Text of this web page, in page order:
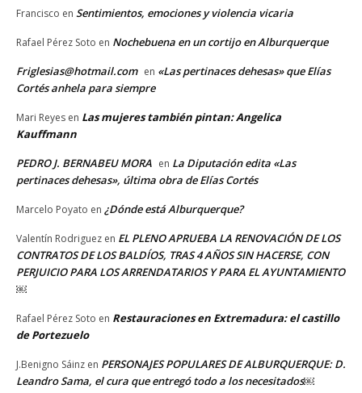
Francisco en Sentimientos, emociones y violencia vicaria
Rafael Pérez Soto en Nochebuena en un cortijo en Alburquerque
Friglesias@hotmail.com en «Las pertinaces dehesas» que Elías
Cortés anhela para siempre
Mari Reyes en Las mujeres también pintan: Angelica
Kauffmann
PEDRO J. BERNABEU MORA en La Diputación edita «Las
pertinaces dehesas», última obra de Elías Cortés
Marcelo Poyato en ¿Dónde está Alburquerque?
Valentín Rodriguez en EL PLENO APRUEBA LA RENOVACIÓN DE LOS
CONTRATOS DE LOS BALDÍOS, TRAS 4 AÑOS SIN HACERSE, CON
PERJUICIO PARA LOS ARRENDATARIOS Y PARA EL AYUNTAMIENTO
￼
Rafael Pérez Soto en Restauraciones en Extremadura: el castillo
de Portezuelo
J.Benigno Sáinz en PERSONAJES POPULARES DE ALBURQUERQUE: D.
Leandro Sama, el cura que entregó todo a los necesitados￼